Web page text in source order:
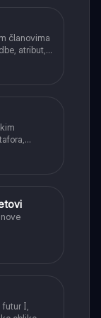
članovima
atribut,
i
futur I,